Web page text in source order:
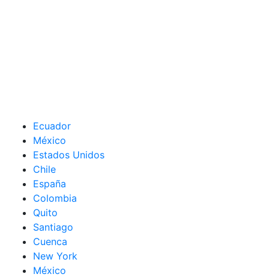
Ecuador
México
Estados Unidos
Chile
España
Colombia
Quito
Santiago
Cuenca
New York
México